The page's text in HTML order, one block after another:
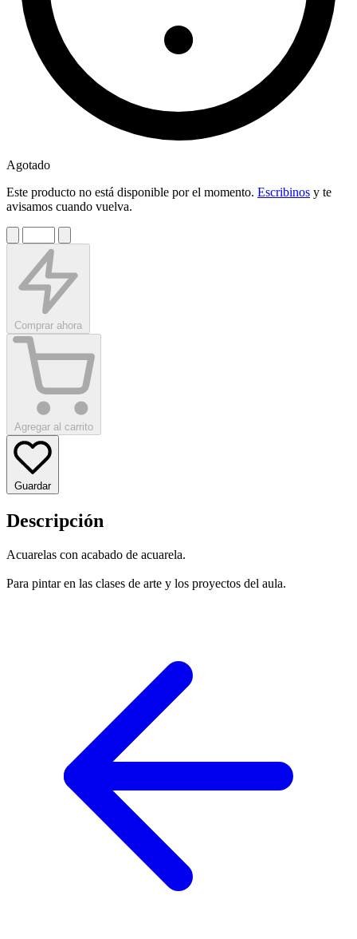
Agotado
Este producto no está disponible por el momento. Escribinos y te
avisamos cuando vuelva.
Comprar ahora
Agregar al carrito
Guardar
Descripción
Acuarelas con acabado de acuarela.
Para pintar en las clases de arte y los proyectos del aula.